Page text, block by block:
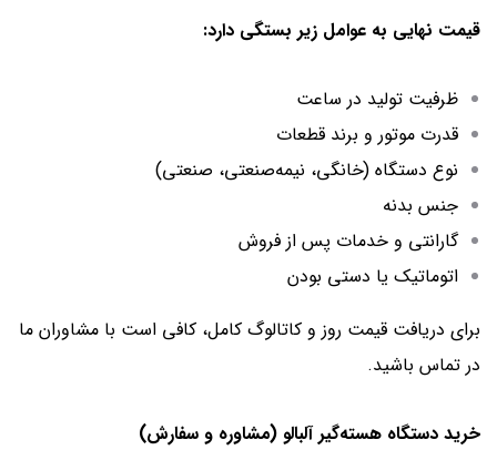
قیمت نهایی به عوامل زیر بستگی دارد:
ظرفیت تولید در ساعت
قدرت موتور و برند قطعات
نوع دستگاه (خانگی، نیمه‌صنعتی، صنعتی)
جنس بدنه
گارانتی و خدمات پس از فروش
اتوماتیک یا دستی بودن
برای دریافت قیمت روز و کاتالوگ کامل، کافی است با مشاوران ما
در تماس باشید.
خرید دستگاه هسته‌گیر آلبالو (مشاوره و سفارش)